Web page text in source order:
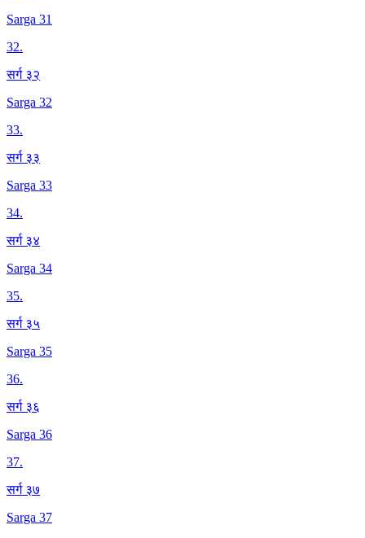
Sarga 31
32.
सर्ग ३२
Sarga 32
33.
सर्ग ३३
Sarga 33
34.
सर्ग ३४
Sarga 34
35.
सर्ग ३५
Sarga 35
36.
सर्ग ३६
Sarga 36
37.
सर्ग ३७
Sarga 37